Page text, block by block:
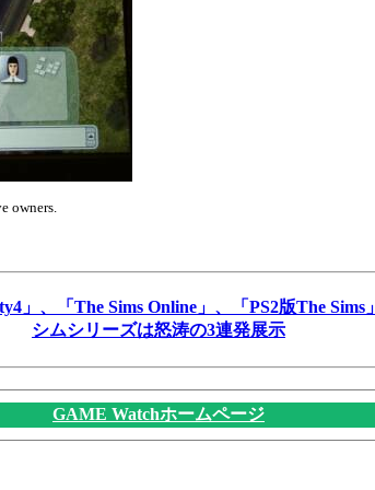
owners.
」、「The Sims Online」、「PS2版The Sims」
シムシリーズは怒涛の3連発展示
GAME Watchホームページ